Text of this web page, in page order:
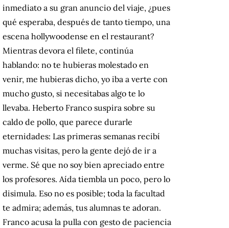
inmediato a su gran anuncio del viaje, ¿pues
qué esperaba, después de tanto tiempo, una
escena hollywoodense en el restaurant?
Mientras devora el filete, continúa
hablando: no te hubieras molestado en
venir, me hubieras dicho, yo iba a verte con
mucho gusto, si necesitabas algo te lo
llevaba. Heberto Franco suspira sobre su
caldo de pollo, que parece durarle
eternidades: Las primeras semanas recibí
muchas visitas, pero la gente dejó de ir a
verme. Sé que no soy bien apreciado entre
los profesores. Aída tiembla un poco, pero lo
disimula. Eso no es posible; toda la facultad
te admira; además, tus alumnas te adoran.
Franco acusa la pulla con gesto de paciencia